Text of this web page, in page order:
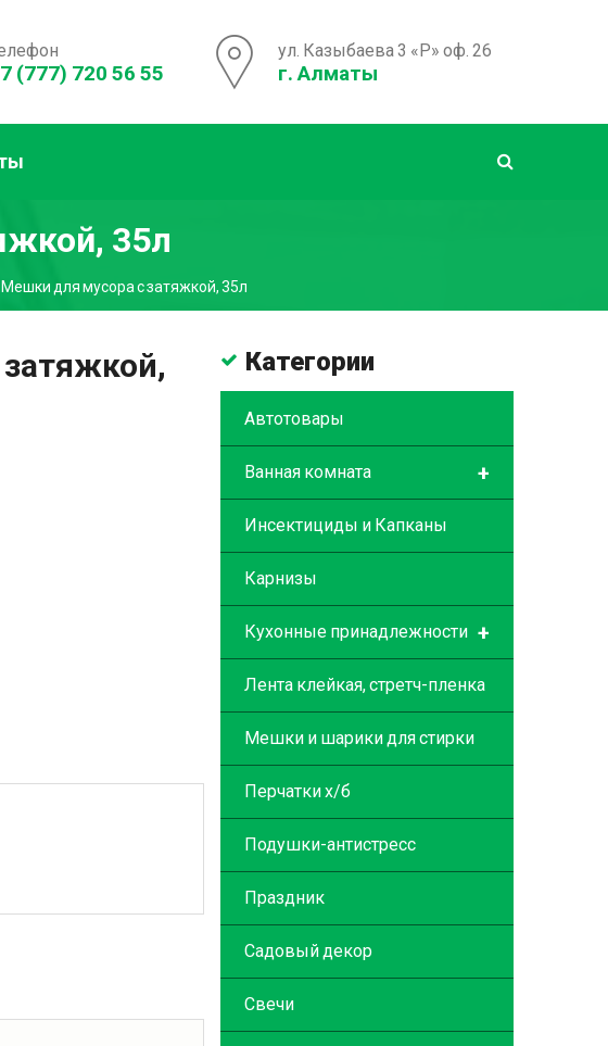
(777) 720 56 55
ул. Казыбаева 3 «Р» оф. 26
г. Алматы
35л
Мешки для мусора с затяжкой, 35л
Категории
Автотовары
+
Ванная комната
Инсектициды и Капканы
Карнизы
+
Кухонные принадлежности
Лента клейкая, стретч-пленка
Мешки и шарики для стирки
Перчатки х/б
Подушки-антистресс
Праздник
Садовый декор
Свечи